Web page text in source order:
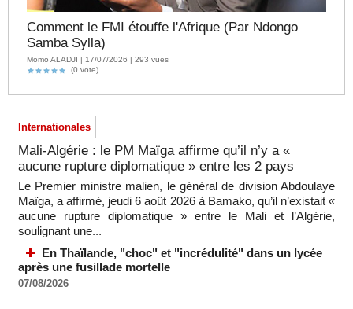
Comment le FMI étouffe l'Afrique (Par Ndongo
Samba Sylla)
Momo ALADJI | 17/07/2026 | 293 vues
(0 vote)
Internationales
Mali-Algérie : le PM Maïga affirme qu’il n’y a «
aucune rupture diplomatique » entre les 2 pays
Le Premier ministre malien, le général de division Abdoulaye
Maïga, a affirmé, jeudi 6 août 2026 à Bamako, qu’il n’existait «
aucune rupture diplomatique » entre le Mali et l’Algérie,
soulignant une...
En Thaïlande, "choc" et "incrédulité" dans un lycée
après une fusillade mortelle
07/08/2026